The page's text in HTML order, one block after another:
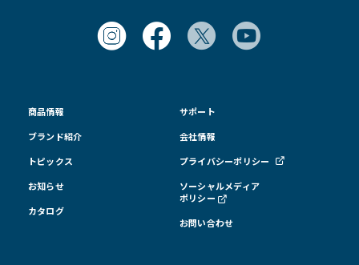
商品情報
ブランド紹介
トピックス
お知らせ
カタログ
サポート
会社情報
プライバシーポリシー
ソーシャルメディア
ポリシー
お問い合わせ